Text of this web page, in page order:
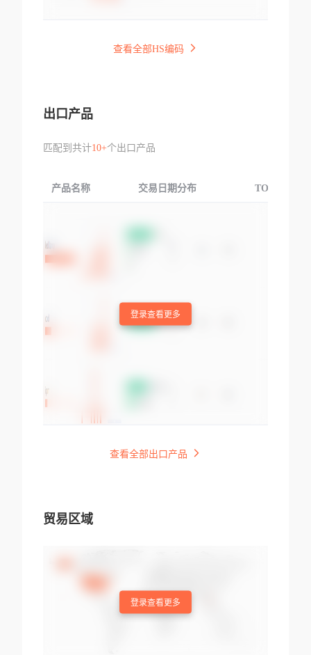
查看全部HS编码
出口产品
匹配到共计10+个出口产品
产品名称 交易日期分布 TOP3交易国
登录查看更多
查看全部出口产品
贸易区域
登录查看更多